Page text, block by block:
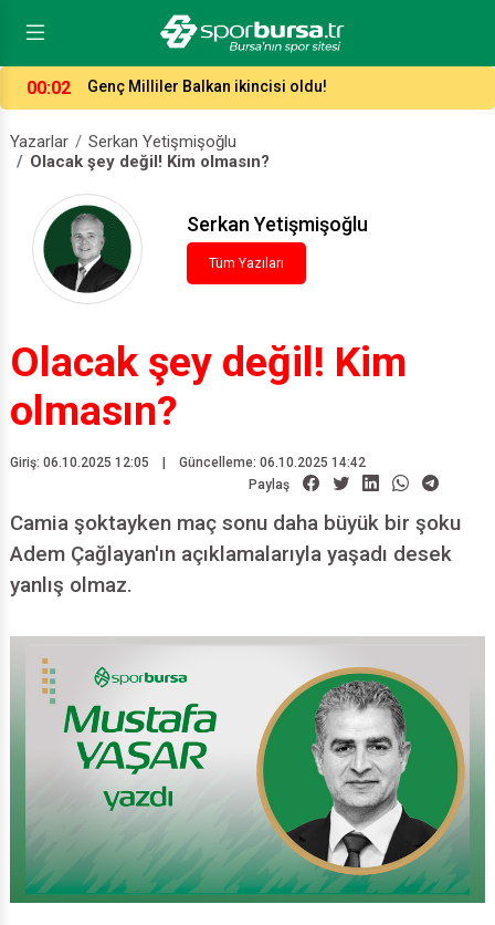
23:52 Antalya’da 7 gollü düello!
Yazarlar
Serkan Yetişmişoğlu
Olacak şey değil! Kim olmasın?
Serkan Yetişmişoğlu
Tüm Yazıları
Olacak şey değil! Kim
olmasın?
Giriş: 06.10.2025 12:05 |
Güncelleme: 06.10.2025 14:42
Paylaş
Camia şoktayken maç sonu daha büyük bir şoku
Adem Çağlayan'ın açıklamalarıyla yaşadı desek
yanlış olmaz.